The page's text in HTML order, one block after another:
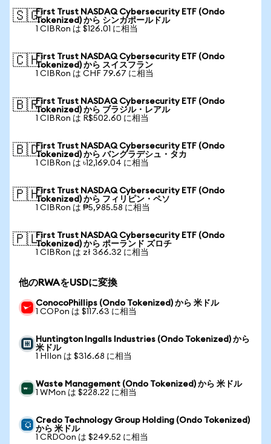
🇸🇬First Trust NASDAQ Cybersecurity ETF (Ondo
Tokenized) から シンガポールドル
1 CIBRon は $126.01 に相当
🇨🇭First Trust NASDAQ Cybersecurity ETF (Ondo
Tokenized) から スイスフラン
1 CIBRon は CHF 79.67 に相当
🇧🇷First Trust NASDAQ Cybersecurity ETF (Ondo
Tokenized) から ブラジル・レアル
1 CIBRon は R$502.60 に相当
🇧🇩First Trust NASDAQ Cybersecurity ETF (Ondo
Tokenized) から バングラデシュ・タカ
1 CIBRon は ৳12,169.04 に相当
🇵🇭First Trust NASDAQ Cybersecurity ETF (Ondo
Tokenized) から フィリピン・ペソ
1 CIBRon は ₱5,985.58 に相当
🇵🇱First Trust NASDAQ Cybersecurity ETF (Ondo
Tokenized) から ポーランド ズロチ
1 CIBRon は zł 366.32 に相当
他のRWAをUSDに変換
ConocoPhillips (Ondo Tokenized) から 米ドル
1 COPon は $117.63 に相当
Huntington Ingalls Industries (Ondo Tokenized) から
米ドル
1 HIIon は $316.68 に相当
Waste Management (Ondo Tokenized) から 米ドル
1 WMon は $228.22 に相当
Credo Technology Group Holding (Ondo Tokenized)
から 米ドル
1 CRDOon は $249.52 に相当